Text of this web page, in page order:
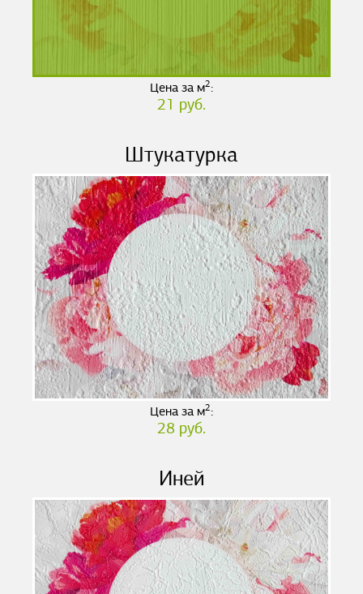
Цена за м2:
21 руб.
Штукатурка
Цена за м2:
28 руб.
Иней